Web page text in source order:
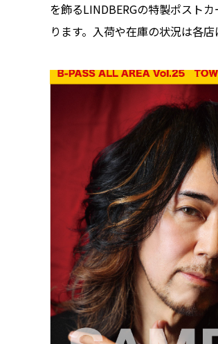
を飾るLINDBERGの特製ポスト
ります。入荷や在庫の状況は各